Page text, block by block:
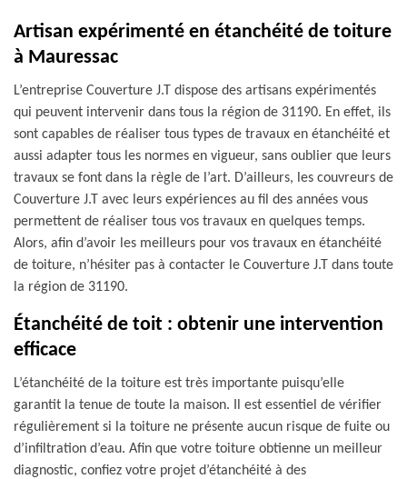
Artisan expérimenté en étanchéité de toiture
à Mauressac
L’entreprise Couverture J.T dispose des artisans expérimentés
qui peuvent intervenir dans tous la région de 31190. En effet, ils
sont capables de réaliser tous types de travaux en étanchéité et
aussi adapter tous les normes en vigueur, sans oublier que leurs
travaux se font dans la règle de l’art. D’ailleurs, les couvreurs de
Couverture J.T avec leurs expériences au fil des années vous
permettent de réaliser tous vos travaux en quelques temps.
Alors, afin d’avoir les meilleurs pour vos travaux en étanchéité
de toiture, n’hésiter pas à contacter le Couverture J.T dans toute
la région de 31190.
Étanchéité de toit : obtenir une intervention
efficace
L’étanchéité de la toiture est très importante puisqu’elle
garantit la tenue de toute la maison. Il est essentiel de vérifier
régulièrement si la toiture ne présente aucun risque de fuite ou
d’infiltration d’eau. Afin que votre toiture obtienne un meilleur
diagnostic, confiez votre projet d’étanchéité à des